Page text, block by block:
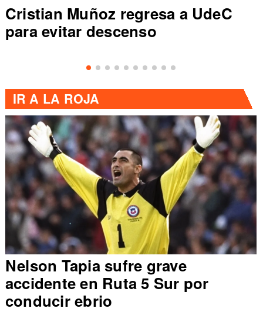
Cristian Muñoz regresa a UdeC
para evitar descenso
IR A LA ROJA
Nelson Tapia sufre grave
accidente en Ruta 5 Sur por
conducir ebrio